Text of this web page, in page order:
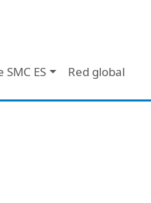
SMC ES Red global